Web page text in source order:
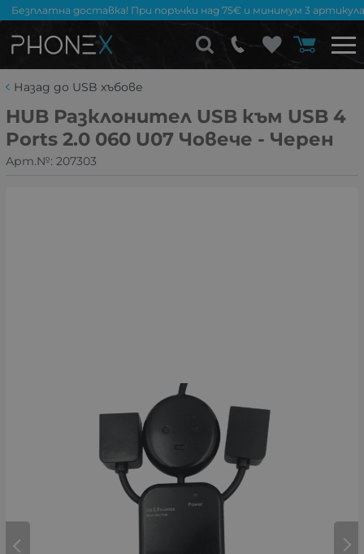
Безплатна доставка! При поръчки над 75€ и минимум 3
Назад до USB xъбове
HUB Разклонител USB към USB 4
Ports 2.0 060 U07 Човече - Черен
Арт.№: 207303